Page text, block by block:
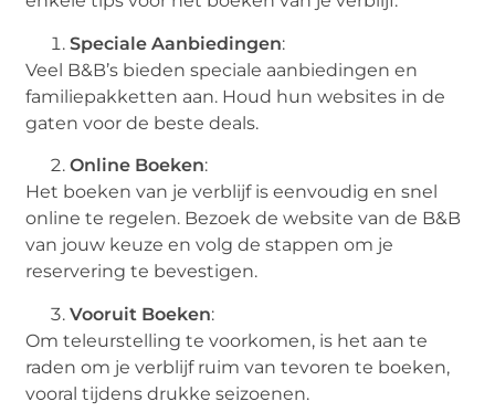
Speciale Aanbiedingen:
Veel B&B’s bieden speciale aanbiedingen en
familiepakketten aan. Houd hun websites in de
gaten voor de beste deals.
Online Boeken:
Het boeken van je verblijf is eenvoudig en snel
online te regelen. Bezoek de website van de B&B
van jouw keuze en volg de stappen om je
reservering te bevestigen.
Vooruit Boeken:
Om teleurstelling te voorkomen, is het aan te
raden om je verblijf ruim van tevoren te boeken,
vooral tijdens drukke seizoenen.